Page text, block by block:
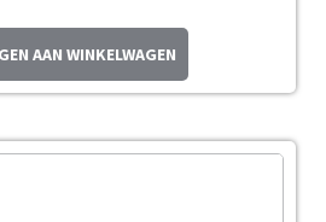
AAN WINKELWAGEN